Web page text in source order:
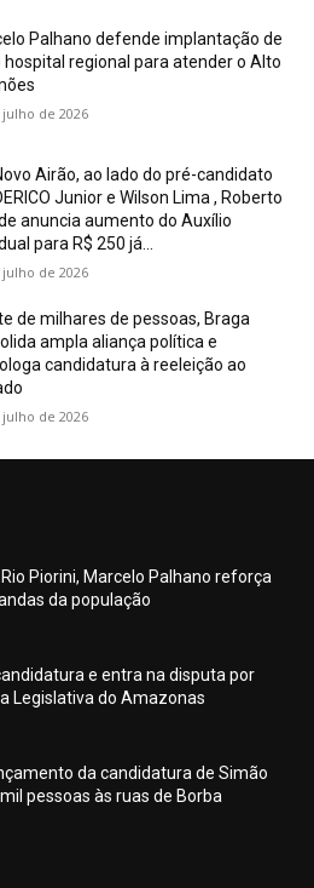
Palhano defende implantação de
hospital regional para atender o Alto
julho de 2026
Airão, ao lado do pré-candidato
Junior e Wilson Lima , Roberto
anuncia aumento do Auxílio
para R$ 250 já...
julho de 2026
de milhares de pessoas, Braga
ampla aliança política e
candidatura à reeleição ao
julho de 2026
Piorini, Marcelo Palhano reforça
da população
e entra na disputa por
Legislativa do Amazonas
da candidatura de Simão
pessoas às ruas de Borba